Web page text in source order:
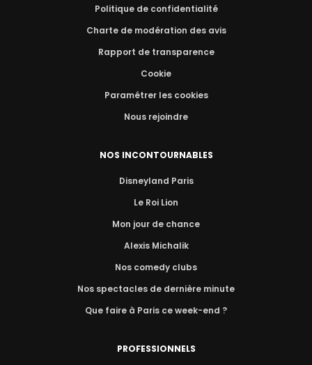
Politique de confidentialité
Charte de modération des avis
Rapport de transparence
Cookie
Paramétrer les cookies
Nous rejoindre
NOS INCONTOURNABLES
Disneyland Paris
Le Roi Lion
Mon jour de chance
Alexis Michalik
Nos comedy clubs
Nos spectacles de dernière minute
Que faire à Paris ce week-end ?
PROFESSIONNELS